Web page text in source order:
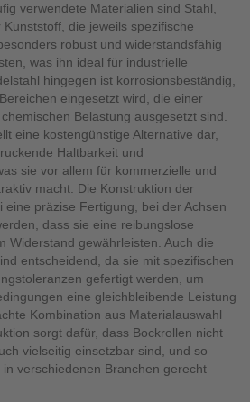
verwendete Materialien sind Stahl,
die jeweils spezifische
robust und widerstandsfähig
was ihn ideal für industrielle
hingegen ist korrosionsbeständig,
eingesetzt wird, die einer
Belastung ausgesetzt sind.
eine kostengünstige Alternative dar,
Haltbarkeit und
sie vor allem für kommerzielle und
macht. Die Konstruktion der
eine präzise Fertigung, bei der Achsen
dass sie eine reibungslose
Widerstand gewährleisten. Auch die
entscheidend, da sie mit spezifischen
gefertigt werden, um
eine gleichbleibende Leistung
Kombination aus Materialauswahl
sorgt dafür, dass Bockrollen nicht
vielseitig einsetzbar sind, und so
verschiedenen Branchen gerecht